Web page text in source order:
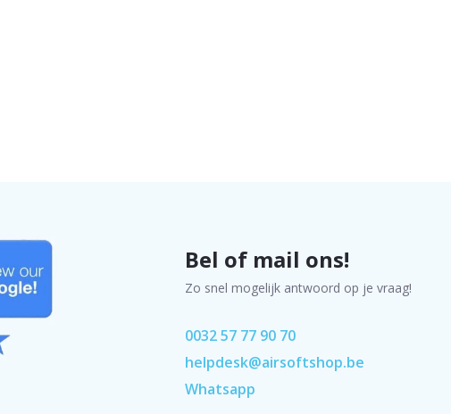
Bel of mail ons!
Zo snel mogelijk antwoord op je vraag!
0032 57 77 90 70
helpdesk@airsoftshop.be
Whatsapp